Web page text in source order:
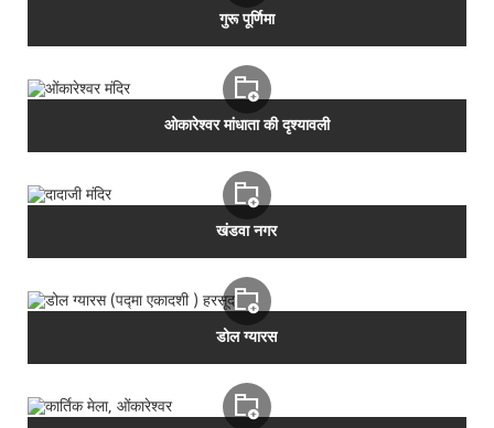
गुरू पूर्णिमा
ओकारेश्‍वर मांधाता की दृश्‍यावली
खंडवा नगर
डोल ग्‍यारस